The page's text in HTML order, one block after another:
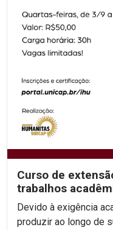
Curso de
trabalhos
Devido à exigência
produzir ao longo de